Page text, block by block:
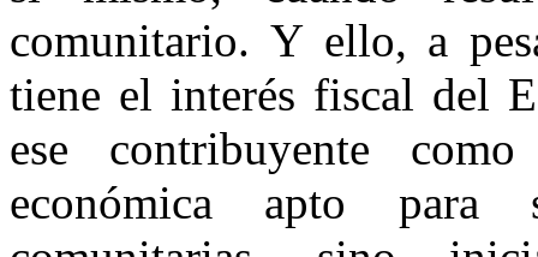
comunitario. Y ello, a
tiene el interés fiscal del
ese contribuyente
económica apto para